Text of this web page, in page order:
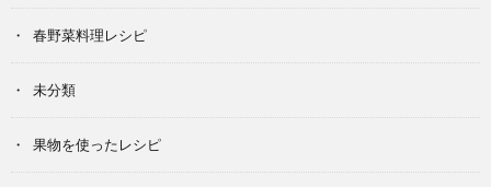
春野菜料理レシピ
未分類
果物を使ったレシピ